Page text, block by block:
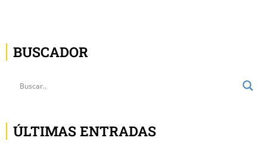
BUSCADOR
ÚLTIMAS ENTRADAS